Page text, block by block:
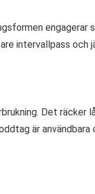
intervallpass och
Det räcker
är